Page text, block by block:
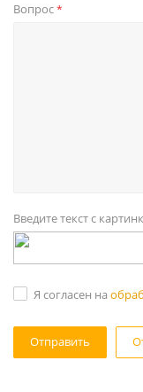
Вопрос*
Введите текст с
Я согласен на